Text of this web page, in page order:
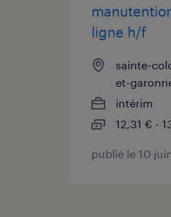
ligne h/f
sainte-
et-
intérim
12,31 € -
publié le 10